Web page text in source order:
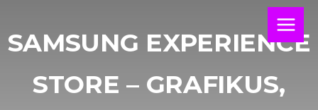
content
Main
Menu
SAMSUNG EXPERIENCE
STORE – GRAFIKUS,